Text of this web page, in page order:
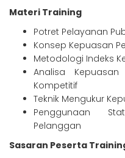
Materi Training
Potret Pelayanan
Konsep Kepuasan
Metodologi Indeks
Analisa
Kompetitif
Teknik Mengukur
Penggunaan
Pelanggan
Sasaran Peserta